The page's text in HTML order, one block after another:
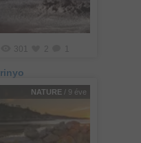
301 2
NATURE / 9 éve